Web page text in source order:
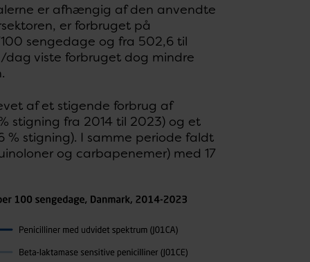
er afhængig af den anvendte
er forbruget på
sengedage og fra 502,6 til
viste forbruget dog mindre
af et stigende forbrug af
stigning fra 2014 til 2023) og et
stigning). I samme periode faldt
og carbapenemer) med 17